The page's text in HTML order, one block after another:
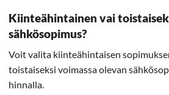
Kiinteähintainen vai
sähkösopimus?
Voit valita kiinteähintaisen
toistaiseksi voimassa olevan
hinnalla.